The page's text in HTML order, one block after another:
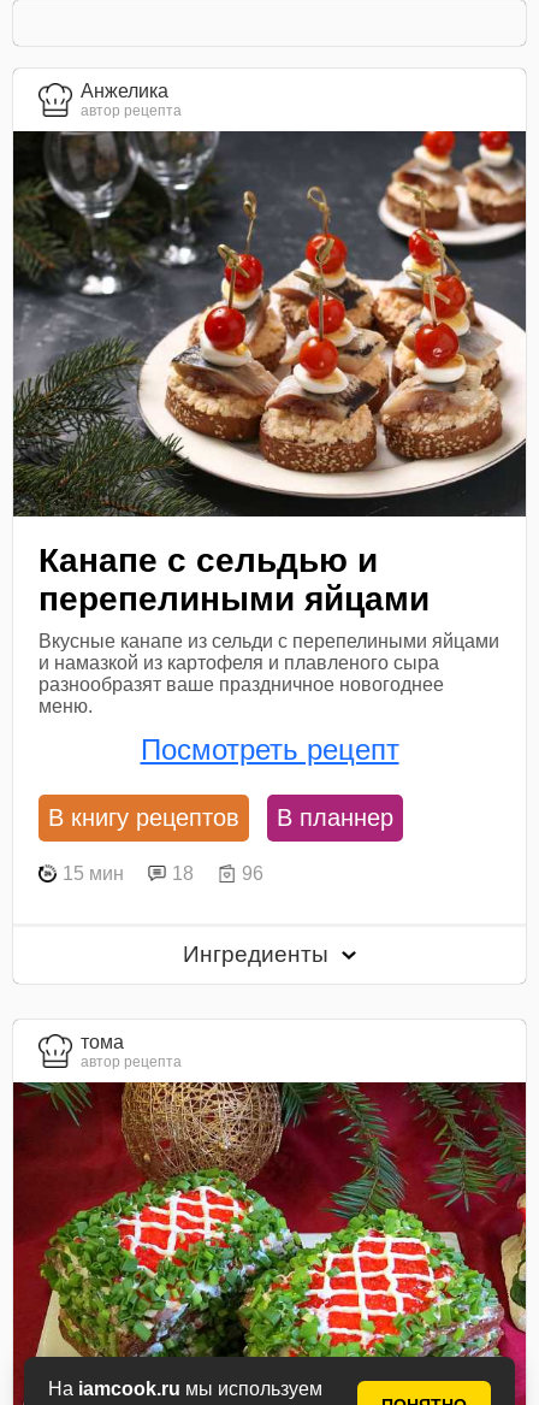
На iamcook.ru мы используем
Анжелика
автор рецепта
Канапе с сельдью и
перепелиными яйцами
Вкусные канапе из сельди с перепелиными яйцами
и намазкой из картофеля и плавленого сыра
разнообразят ваше праздничное новогоднее
меню.
Посмотреть рецепт
В книгу рецептов В планнер
15 мин 18 96
Ингредиенты
тома
автор рецепта